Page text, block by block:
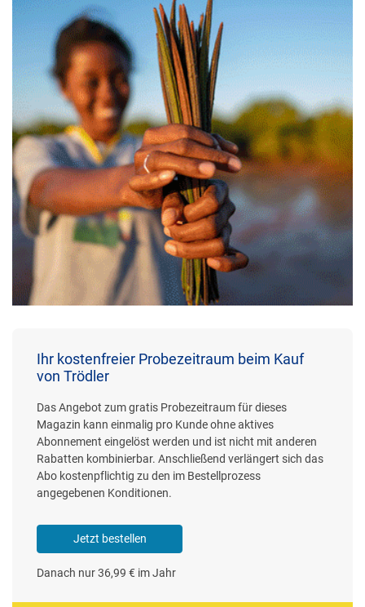
Ihr kostenfreier Probezeitraum beim Kauf
von Trödler
Das Angebot zum gratis Probezeitraum für dieses
Magazin kann einmalig pro Kunde ohne aktives
Abonnement eingelöst werden und ist nicht mit anderen
Rabatten kombinierbar. Anschließend verlängert sich das
Abo kostenpflichtig zu den im Bestellprozess
angegebenen Konditionen.
Jetzt bestellen
Danach nur 36,99 € im Jahr